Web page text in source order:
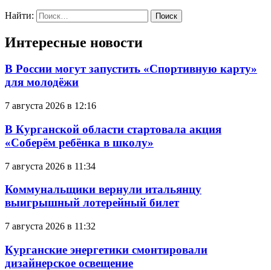
Найти:
Интересные новости
В России могут запустить «Спортивную карту»
для молодёжи
7 августа 2026 в 12:16
В Курганской области стартовала акция
«Соберём ребёнка в школу»
7 августа 2026 в 11:34
Коммунальщики вернули итальянцу
выигрышный лотерейный билет
7 августа 2026 в 11:32
Курганские энергетики смонтировали
дизайнерское освещение